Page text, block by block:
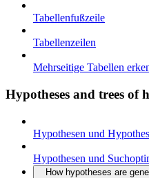
Tabellenfußzeile
Tabellenzeilen
Mehrseitige Tabellen
Hypotheses and trees of
Hypothesen und
Hypothesen und
How hypotheses are